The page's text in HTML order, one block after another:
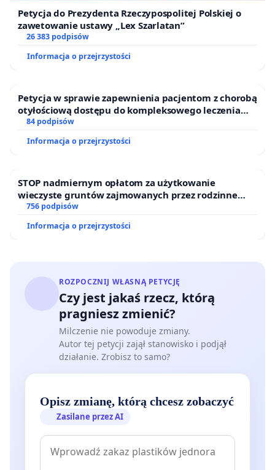
Petycja do Prezydenta Rzeczypospolitej Polskiej o
zawetowanie ustawy „Lex Szarlatan”
26 383 podpisów
Informacja o przejrzystości
Petycja w sprawie zapewnienia pacjentom z chorobą
otyłościową dostępu do kompleksowego leczenia
oraz programów profilaktycznych.
84 podpisów
Informacja o przejrzystości
STOP nadmiernym opłatom za użytkowanie
wieczyste gruntów zajmowanych przez rodzinne
ogrody działkowe.
756 podpisów
Informacja o przejrzystości
ROZPOCZNIJ WŁASNĄ PETYCJĘ
Czy jest jakaś rzecz, którą
pragniesz zmienić?
Milczenie nie powoduje zmiany.
Autor tej petycji zajął stanowisko i podjął
działanie. Zrobisz to samo?
Opisz zmianę, którą chcesz zobaczyć
Zasilane przez AI